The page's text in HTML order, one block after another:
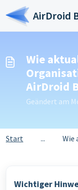
Zum
AirDroid
Wie
AirDroid
Geändert am
Start ... Wie
Wichtiger